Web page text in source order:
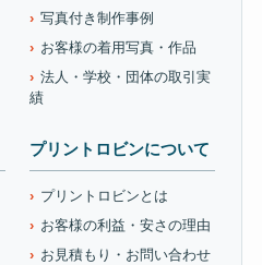
写真付き制作事例
お客様の着用写真・作品
法人・学校・団体の取引実
績
プリントロビンについて
プリントロビンとは
お客様の利益・安さの理由
お見積もり・お問い合わせ